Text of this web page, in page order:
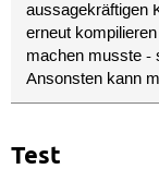
aussagekräftigen
erneut
machen musste -
Ansonsten kann
Test